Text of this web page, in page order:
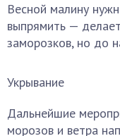
Весной малину
выпрямить —
заморозков, но до
Укрывание
Дальнейшие
морозов и ветра